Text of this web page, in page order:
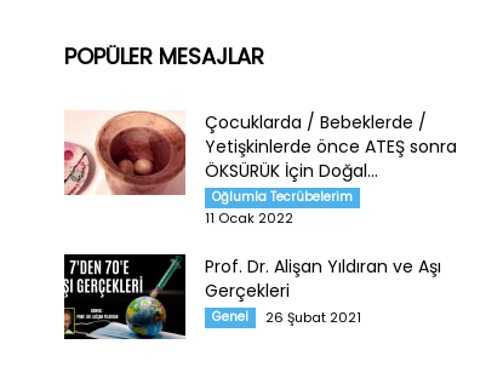
POPÜLER MESAJLAR
Çocuklarda / Bebeklerde /
Yetişkinlerde önce ATEŞ sonra
ÖKSÜRÜK İçin Doğal...
Oğlumla Tecrübelerim
11 Ocak 2022
Prof. Dr. Alişan Yıldıran ve Aşı
Gerçekleri
Genel 26 Şubat 2021